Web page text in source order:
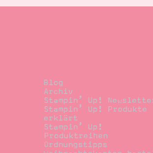
Blog
Archiv
Stampin’ Up!
Stampin’ Up! Produkte
erklärt
Stampin’ Up!
Produktreihen
Ordnungstipps